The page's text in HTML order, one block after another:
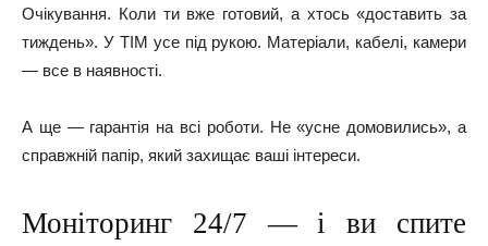
Очікування. Коли ти вже готовий, а хтось «доставить за
тиждень». У ТІМ усе під рукою. Матеріали, кабелі, камери
— все в наявності.
А ще — гарантія на всі роботи. Не «усне домовились», а
справжній папір, який захищає ваші інтереси.
Моніторинг 24/7 — і ви спите